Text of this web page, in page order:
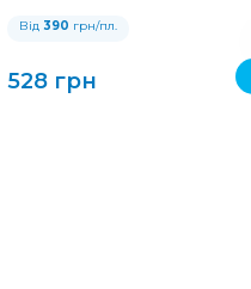
Від 390 грн/пл.
528 грн